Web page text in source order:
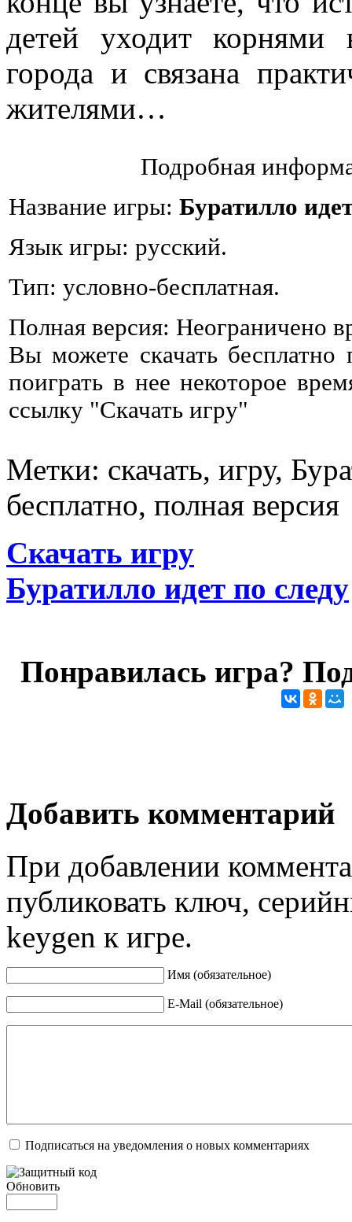
детей уходит корнями
города и связана
жителями…
Подробная
Название игры: Буратилло
Язык игры: русский.
Тип: условно-бесплатная.
Полная версия: Неограничено
Вы можете скачать
поиграть в нее некоторое
ссылку "Скачать игру"
Метки: скачать, игру,
бесплатно, полная версия
Скачать игру
Буратилло идет по следу
Понравилась игра?
Добавить комментарий
При добавлении
публиковать ключ,
keygen к игре.
Имя (обязательное)
E-Mail (обязательное)
Подписаться на уведомления о новых комментариях
Обновить